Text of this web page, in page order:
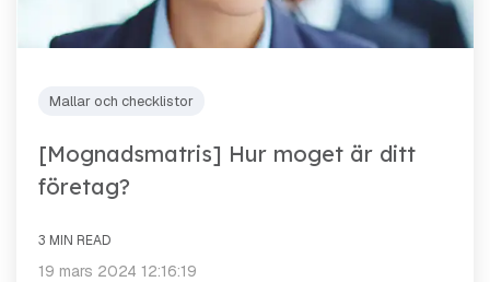
Mallar och checklistor
[Mognadsmatris] Hur moget är ditt
företag?
3 MIN READ
19 mars 2024 12:16:19